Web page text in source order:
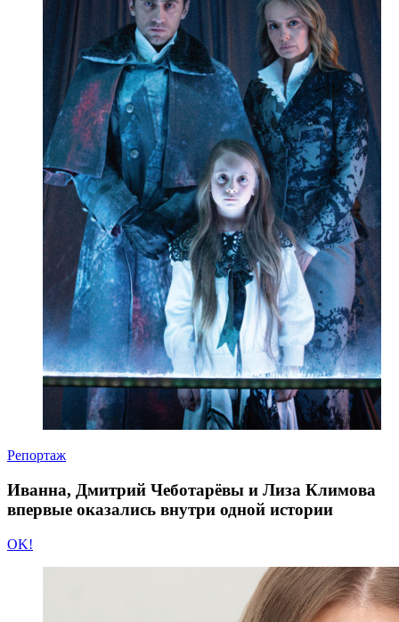
Репортаж
Иванна, Дмитрий Чеботарёвы и Лиза Климова
впервые оказались внутри одной истории
OK!